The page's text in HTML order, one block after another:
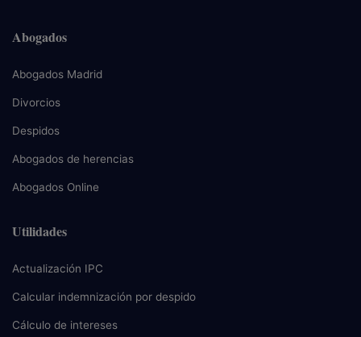
Abogados
Abogados Madrid
Divorcios
Despidos
Abogados de herencias
Abogados Online
Utilidades
Actualización IPC
Calcular indemnización por despido
Cálculo de intereses